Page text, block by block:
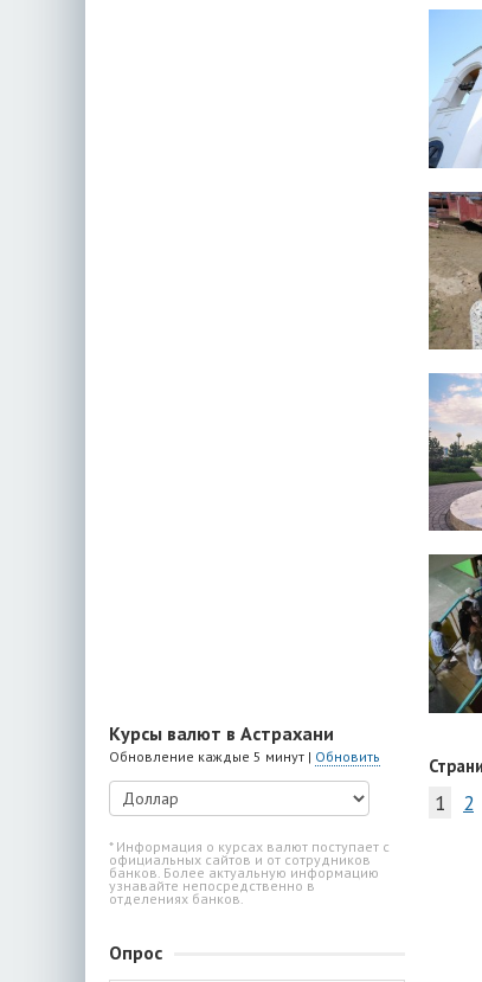
Курсы валют в Астрахани
Обновление каждые 5 минут | Обновить
* Информация о курсах валют поступает с
официальных сайтов и от сотрудников
банков. Более актуальную информацию
узнавайте непосредственно в
отделениях банков.
Опрос
1
2